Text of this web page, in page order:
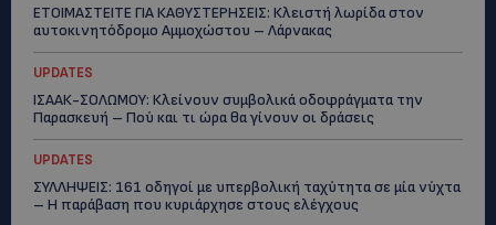
ΕΤΟΙΜΑΣΤΕΙΤΕ ΓΙΑ ΚΑΘΥΣΤΕΡΗΣΕΙΣ: Κλειστή λωρίδα στον
αυτοκινητόδρομο Αμμοχώστου – Λάρνακας
UPDATES
ΙΣΑΑΚ-ΣΟΛΩΜΟΥ: Κλείνουν συμβολικά οδοφράγματα την
Παρασκευή – Πού και τι ώρα θα γίνουν οι δράσεις
UPDATES
ΣΥΛΛΗΨΕΙΣ: 161 οδηγοί με υπερβολική ταχύτητα σε μία νύχτα
– Η παράβαση που κυριάρχησε στους ελέγχους